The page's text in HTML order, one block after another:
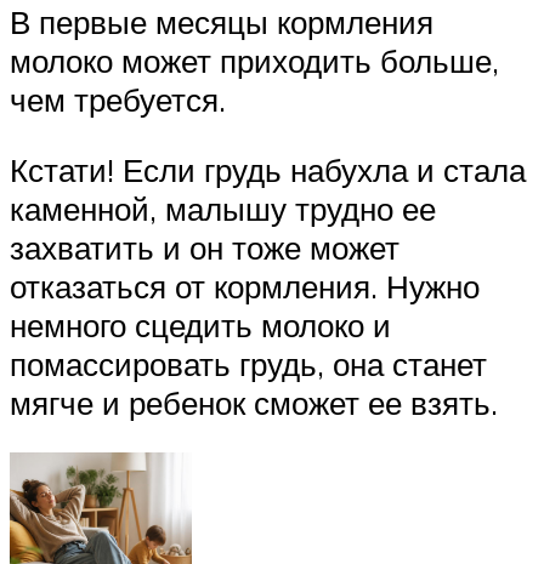
В первые месяцы кормления
молоко может приходить больше,
чем требуется.
Кстати! Если грудь набухла и стала
каменной, малышу трудно ее
захватить и он тоже может
отказаться от кормления. Нужно
немного сцедить молоко и
помассировать грудь, она станет
мягче и ребенок сможет ее взять.